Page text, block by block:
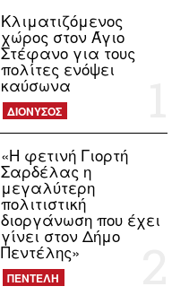
Κλιματιζόμενος
χώρος στον Άγιο
Στέφανο για τους
πολίτες ενόψει
καύσωνα
ΔΙΟΝΥΣΟΣ
«Η φετινή Γιορτή
Σαρδέλας η
μεγαλύτερη
πολιτιστική
διοργάνωση που έχει
γίνει στον Δήμο
Πεντέλης»
ΠΕΝΤΕΛΗ